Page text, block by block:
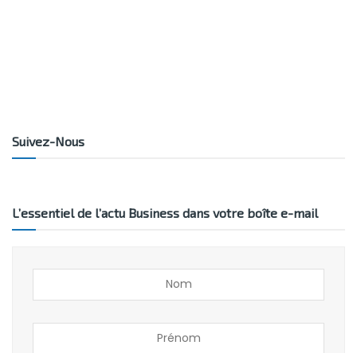
Suivez-Nous
L’essentiel de l’actu Business dans votre boîte e-mail